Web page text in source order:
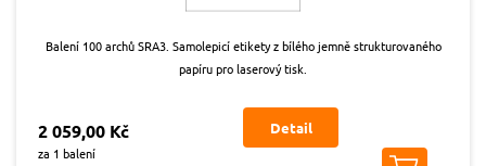
Balení 100 archů SRA3. Samolepicí etikety z bílého jemně strukturovaného
papíru pro laserový tisk.
2 059,00 Kč
za 1 balení
Detail